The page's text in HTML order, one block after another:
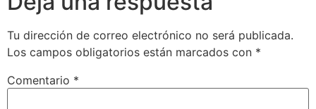
Tu dirección de correo electrónico no será publicada.
Los campos obligatorios están marcados con *
Comentario *